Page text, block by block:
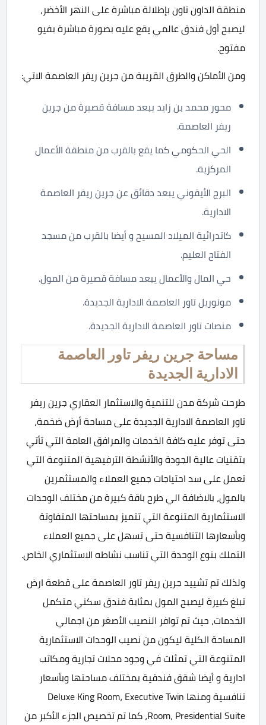
منطقة الداون تاون بإطلالة مباشرة على النهر الأخضر،
ليصبح أول فندق عالمي يقع عليه بصورة مباشرة بفيو
مفتوح.
ومن الأماكن والطرق القريبة من جرين ريفر العاصمة الاتي:
محور محمد بن زايد يبعد مسافة قصيرة من جرين
ريفر العاصمة.
الحي الحكومي كما يقع بالقرب من منطقة الأعمال
المركزية.
البرج الأيقوني يبعد دقائق عن جرين ريفر العاصمة
الادارية.
كاتدرائية الميلاد المسيح و أيضا بالقرب من مسجد
الفتاح العليم.
حي المال والأعمال يبعد مسافة قصيرة من المول.
مونوريل تاور العاصمة الادارية الجديدة.
منصات تاور العاصمة الادارية الجديدة.
مساحة جرين ريفر تاور العاصمة
الادارية الجديدة
طرحت شركة مدن للتنمية والاستثمار العقاري جرين ريفر
تاور العاصمة الادارية الجديدة على مساحة أرض ضخمة،
حتى توفر عليه كافة الخدمات والمرافق العامة التي تأتي
بتقنيات عالية الجودة والأنشطة الترفيهية المتنوعة التي
تعمل على سد احتياجات جميع العملاء والمستثمرين
بالمول، بالاضافة الي طرح باقة كبيرة من مختلف الوحدات
الاستثمارية المتنوعة التي تتميز بمساحتها المتفاوتة
وبأسعارها التنافسية حتى تسهل على جميع العملاء
التملك بنوع الوحدة التي تناسب نشاطه الاستثماري الخاص.
ولذلك تم تشييد جرين ريفر تاور العاصمة على قطعة ارض
تبلغ كبيرة ليصبح المول بمثابة فندق سكني متكمل
الخدمات، حيث تم توافر النصيب الأصغر من اجمالي
المساحة الكلية ليكون من نصيب الوحدات الاستثمارية
المتنوعة التي تمثلت في وجود محلات تجارية ومكاتب
ادارية و أيضا شقق فندقية بمختلف مساحتها وبأسعار
تنافسية ومنها Deluxe King Room، Executive Twin
Room، Presidential Suite، كما تم تخصيص الجزء الأكبر من